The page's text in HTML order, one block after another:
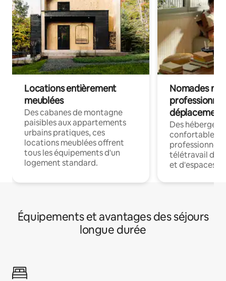
Locations entièrement
meublées
Des cabanes de montagne
paisibles aux appartements
urbains pratiques, ces
locations meublées offrent
tous les équipements d'un
logement standard.
Nomades
déplacement
Des
confortables
professionnels
télétravail
et d'espaces
Équipements et avantages des séjours
longue durée